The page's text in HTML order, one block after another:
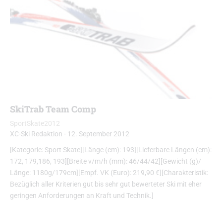
SkiTrab Team Comp
SportSkate2012
XC-Ski Redaktion - 12. September 2012
[Kategorie: Sport Skate][Länge (cm): 193][Lieferbare Längen (cm):
172, 179,186, 193][Breite v/m/h (mm): 46/44/42][Gewicht (g)/
Länge: 1180g/179cm][Empf. VK (Euro): 219,90 €][Charakteristik:
Bezüglich aller Kriterien gut bis sehr gut bewerteter Ski mit eher
geringen Anforderungen an Kraft und Technik.]